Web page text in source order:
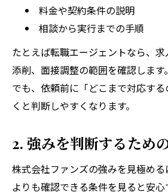
料金や契約条件の説明
相談から実行までの手順
たとえば転職エージェントなら、
添削、面接調整の範囲を確認しま
でも、依頼前に「どこまで対応す
くと判断しやすくなります。
2. 強みを判断するため
株式会社ファンズの強みを見極め
よりも確認できる条件を見ると安心